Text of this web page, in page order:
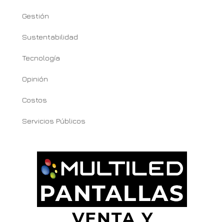
Gestión
Sustentabilidad
Tecnología
Opinión
Costos
Servicios Públicos